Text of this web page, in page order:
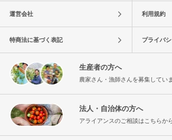
運営会社 利用規約
特商法に基づく表記 プライバ
生産者の方へ
農家さん・漁師さんを募集してい
法人・自治体の方へ
アライアンスのご相談はこちらか